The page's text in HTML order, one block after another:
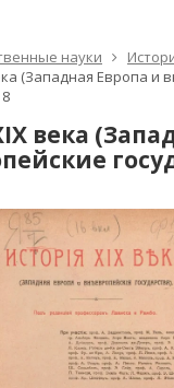
науки
(Западная Европа и
века